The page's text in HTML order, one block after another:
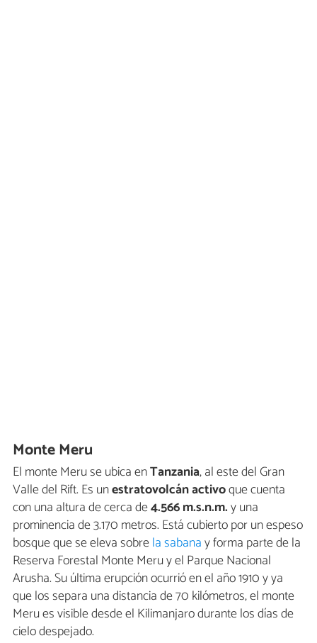
Monte Meru
El monte Meru se ubica enTanzania, al este del Gran
Valle del Rift. Es unestratovolcán activoque cuenta
con una altura de cerca de4.566 m.s.n.m.y una
prominencia de 3.170 metros. Está cubierto por un espeso
bosque que se eleva sobrela sabanay forma parte de la
Reserva Forestal Monte Meru y el Parque Nacional
Arusha. Su última erupción ocurrió en el año 1910 y ya
que los separa una distancia de 70 kilómetros, el monte
Meru es visible desde el Kilimanjaro durante los días de
cielo despejado.